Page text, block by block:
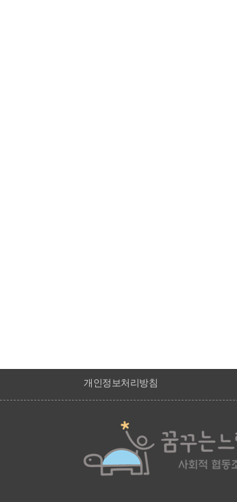
개인정보처리방침